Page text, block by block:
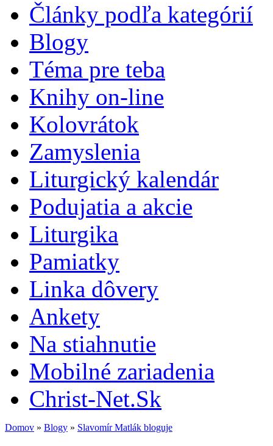
Články podľa kategórií
Blogy
Téma pre teba
Knihy on-line
Kolovrátok
Zamyslenia
Liturgický kalendár
Podujatia a akcie
Liturgika
Pamiatky
Linka dôvery
Ankety
Na stiahnutie
Mobilné zariadenia
Christ-Net.Sk
Domov » Blogy » Slavomír Matlák bloguje